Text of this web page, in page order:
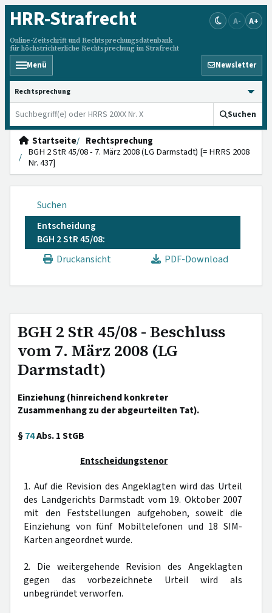
HRR-Strafrecht
Online-Zeitschrift und Rechtsprechungsdatenbank
für höchstrichterliche Rechtsprechung im Strafrecht
A- A+
Menü Newsletter
HRRS durchsuchen
Suchen
Startseite
Rechtsprechung
BGH 2 StR 45/08 - 7. März 2008 (LG Darmstadt) [= HRRS 2008
Nr. 437]
Suchen
Entscheidung
BGH 2 StR 45/08:
Druckansicht
PDF-Download
BGH 2 StR 45/08 - Beschluss
vom 7. März 2008 (LG
Darmstadt)
Einziehung (hinreichend konkreter
Zusammenhang zu der abgeurteilten Tat).
§74Abs. 1 StGB
Entscheidungstenor
1. Auf die Revision des Angeklagten wird das Urteil
des Landgerichts Darmstadt vom 19. Oktober 2007
mit den Feststellungen aufgehoben, soweit die
Einziehung von fünf Mobiltelefonen und 18 SIM-
Karten angeordnet wurde.
2. Die weitergehende Revision des Angeklagten
gegen das vorbezeichnete Urteil wird als
unbegründet verworfen.